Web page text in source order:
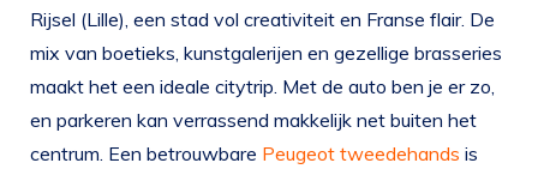
Rijsel (Lille), een stad vol creativiteit en Franse flair. De
mix van boetieks, kunstgalerijen en gezellige brasseries
maakt het een ideale citytrip. Met de auto ben je er zo,
en parkeren kan verrassend makkelijk net buiten het
centrum. Een betrouwbare Peugeot tweedehands is